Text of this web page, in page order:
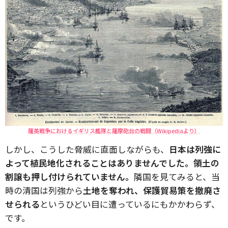
薩英戦争におけるイギリス艦隊と薩摩砲台の戦闘（Wikipediaより）
しかし、こうした脅威に直面しながらも、 日本は列強に
よって植民地化されることはありませんでした。領土の
割譲も押し付けられていません。 隣国を見てみると、当
時の清国は列強から土地を奪われ、保護貿易策を撤廃さ
せられるというひどい目に遭っているにもかかわらず、
です。